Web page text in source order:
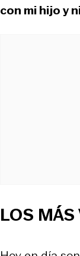
con mi hijo y
LOS